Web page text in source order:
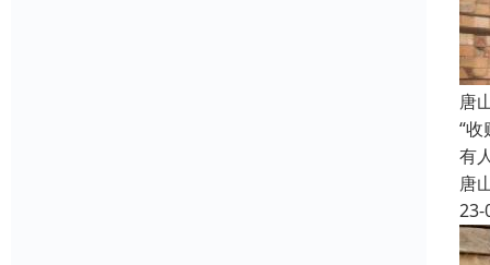
唐
“
有
唐
23-